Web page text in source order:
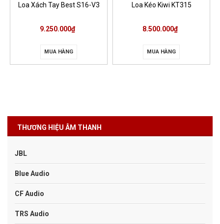
Loa Xách Tay Best S16-V3
9.250.000₫
MUA HÀNG
Loa Kéo Kiwi KT315
8.500.000₫
MUA HÀNG
THƯƠNG HIỆU ÂM THANH
JBL
Blue Audio
CF Audio
TRS Audio